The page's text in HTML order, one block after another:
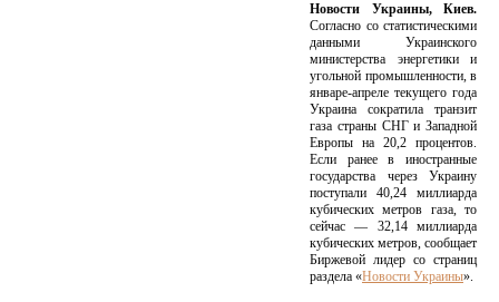
Новости Украины, Киев.
Согласно со статистическими
данными Украинского
министерства энергетики и
угольной промышленности, в
январе-апреле текущего года
Украина сократила транзит
газа страны СНГ и Западной
Европы на 20,2 процентов.
Если ранее в иностранные
государства через Украину
поступали 40,24 миллиарда
кубических метров газа, то
сейчас — 32,14 миллиарда
кубических метров, сообщает
Биржевой лидер со страниц
раздела «Новости Украины».